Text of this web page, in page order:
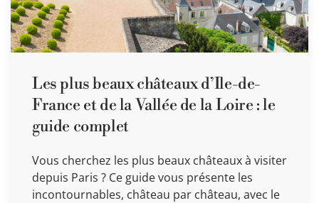
Les plus beaux châteaux d’Ile-de-
France et de la Vallée de la Loire : le
guide complet
Vous cherchez les plus beaux châteaux à visiter
depuis Paris ? Ce guide vous présente les
incontournables, château par château, avec le